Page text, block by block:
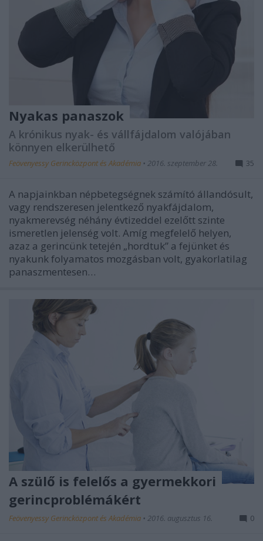
Nyakas panaszok
A krónikus nyak- és vállfájdalom valójában
könnyen elkerülhető
Feövenyessy Gerincközpont és Akadémia • 2016. szeptember 28. 35
A napjainkban népbetegségnek számító állandósult,
vagy rendszeresen jelentkező nyakfájdalom,
nyakmerevség néhány évtizeddel ezelőtt szinte
ismeretlen jelenség volt. Amíg megfelelő helyen,
azaz a gerincünk tetején „hordtuk” a fejünket és
nyakunk folyamatos mozgásban volt, gyakorlatilag
panaszmentesen…
A szülő is felelős a gyermekkori
gerincproblémákért
Feövenyessy Gerincközpont és Akadémia • 2016. augusztus 16. 0